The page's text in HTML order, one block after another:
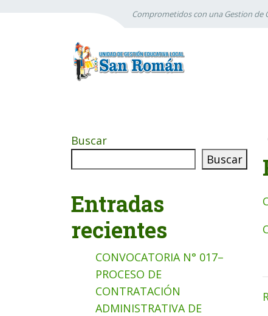
Comprometidos con una Gestion de
Buscar
Buscar
Entradas
recientes
CONVOCATORIA N° 017–
PROCESO DE
CONTRATACIÓN
ADMINISTRATIVA DE